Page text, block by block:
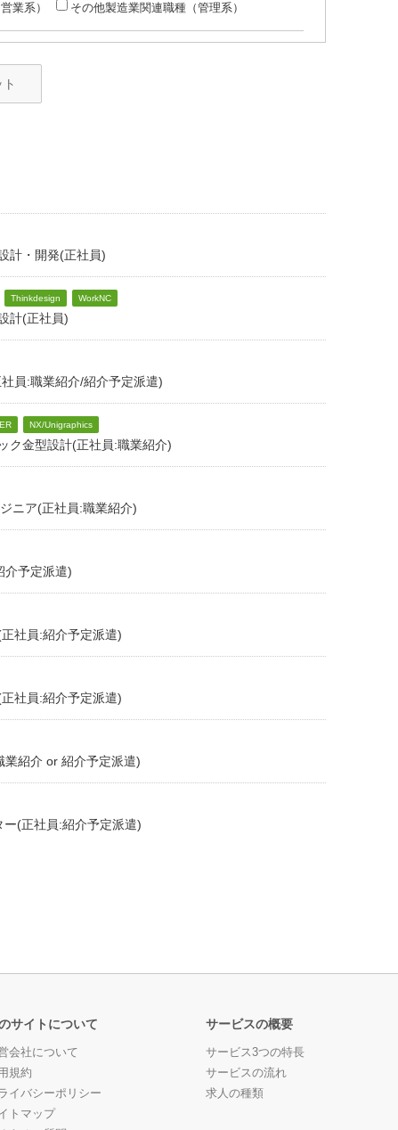
業系）
その他製造業関連職種（管理系）
計・開発(正社員)
Thinkdesign WorkNC
計(正社員)
員:職業紹介/紹介予定派遣)
NX/Unigraphics
ク金型設計(正社員:職業紹介)
ニア(正社員:職業紹介)
介予定派遣)
社員:紹介予定派遣)
社員:紹介予定派遣)
業紹介 or 紹介予定派遣)
ー(正社員:紹介予定派遣)
サイトについて
会社について
規約
イバシーポリシー
トマップ
サービスの概要
サービス3つの特長
サービスの流れ
求人の種類